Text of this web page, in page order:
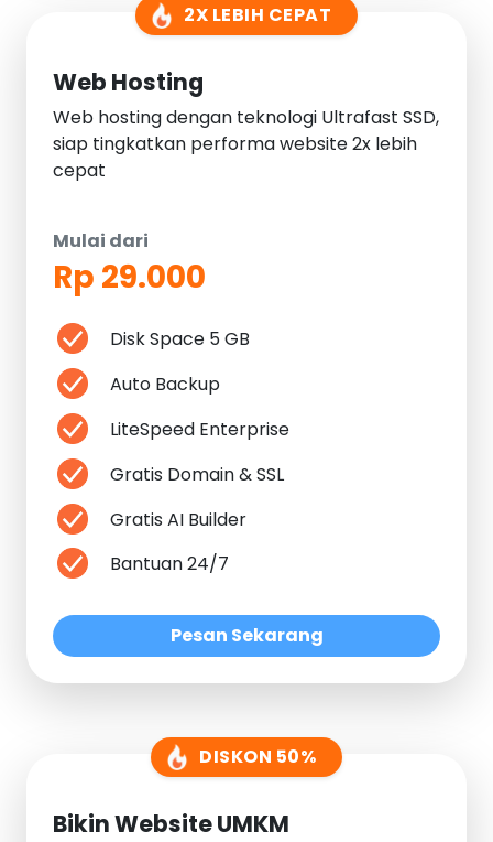
2X LEBIH CEPAT
Web Hosting
Web hosting dengan teknologi Ultrafast SSD,
siap tingkatkan performa website 2x lebih
cepat
Mulai dari
Rp 29.000
Disk Space 5 GB
Auto Backup
LiteSpeed Enterprise
Gratis Domain & SSL
Gratis AI Builder
Bantuan 24/7
Pesan Sekarang
DISKON 50%
Bikin Website UMKM